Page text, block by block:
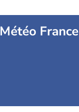
Météo France